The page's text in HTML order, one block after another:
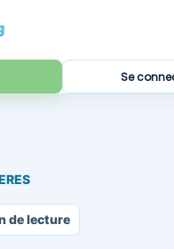
Se
de lecture